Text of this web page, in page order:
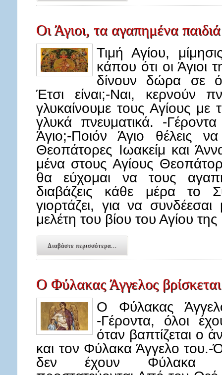
Οι Άγιοι, τα αγαπημένα
Τιμή Αγίου,
κάπου ότι οι Άγιοι
δίνουν δώρα σε
Έτσι είναι;-Ναι, κερνούν
γλυκαίνουμε τους Αγίους
γλυκά πνευματικά. -
Άγιο;-Ποιόν Άγιο θέλεις
Θεοπάτορες Ιωακείμ και
μένα στους Αγίους
θα εύχομαι να τους
διαβάζεις κάθε μέρα το
γιορτάζει, για να
μελέτη του βίου του Αγίου
Διαβάστε περισσότερα...
Ο Φύλακας Άγγελος
Ο Φύλακας
-Γέροντα, όλοι
όταν βαπτίζεται ο
και τον Φύλακα Άγγελο του.-
δεν έχουν Φύλακα